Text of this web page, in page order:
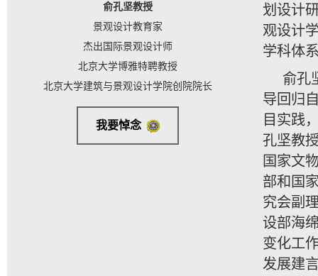
俞孔坚教授
景观设计教育家
杰出国际景观设计师
北京大学博雅特聘教授
北京大学建筑与景观设计学院创院院长
我要悼念
划设计
观设计
学科体
俞孔
导回归
目实践
孔坚教
国家文
部和国
究会副
设部海
变化工
发展建